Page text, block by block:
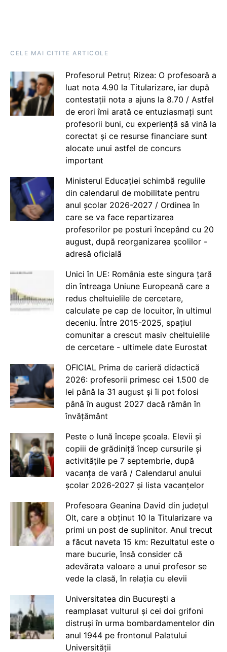
CELE MAI CITITE ARTICOLE
Profesorul Petruț Rizea: O profesoară a
luat nota 4.90 la Titularizare, iar după
contestații nota a ajuns la 8.70 / Astfel
de erori îmi arată ce entuziasmați sunt
profesorii buni, cu experiență să vină la
corectat și ce resurse financiare sunt
alocate unui astfel de concurs
important
Ministerul Educației schimbă regulile
din calendarul de mobilitate pentru
anul școlar 2026-2027 / Ordinea în
care se va face repartizarea
profesorilor pe posturi începând cu 20
august, după reorganizarea școlilor -
adresă oficială
Unici în UE: România este singura țară
din întreaga Uniune Europeană care a
redus cheltuielile de cercetare,
calculate pe cap de locuitor, în ultimul
deceniu. Între 2015-2025, spațiul
comunitar a crescut masiv cheltuielile
de cercetare - ultimele date Eurostat
OFICIAL Prima de carieră didactică
2026: profesorii primesc cei 1.500 de
lei până la 31 august și îi pot folosi
până în august 2027 dacă rămân în
învățământ
Peste o lună începe școala. Elevii și
copiii de grădiniță încep cursurile și
activitățile pe 7 septembrie, după
vacanța de vară / Calendarul anului
școlar 2026-2027 și lista vacanțelor
Profesoara Geanina David din județul
Olt, care a obținut 10 la Titularizare va
primi un post de suplinitor. Anul trecut
a făcut naveta 15 km: Rezultatul este o
mare bucurie, însă consider că
adevărata valoare a unui profesor se
vede la clasă, în relația cu elevii
Universitatea din București a
reamplasat vulturul și cei doi grifoni
distruși în urma bombardamentelor din
anul 1944 pe frontonul Palatului
Universității